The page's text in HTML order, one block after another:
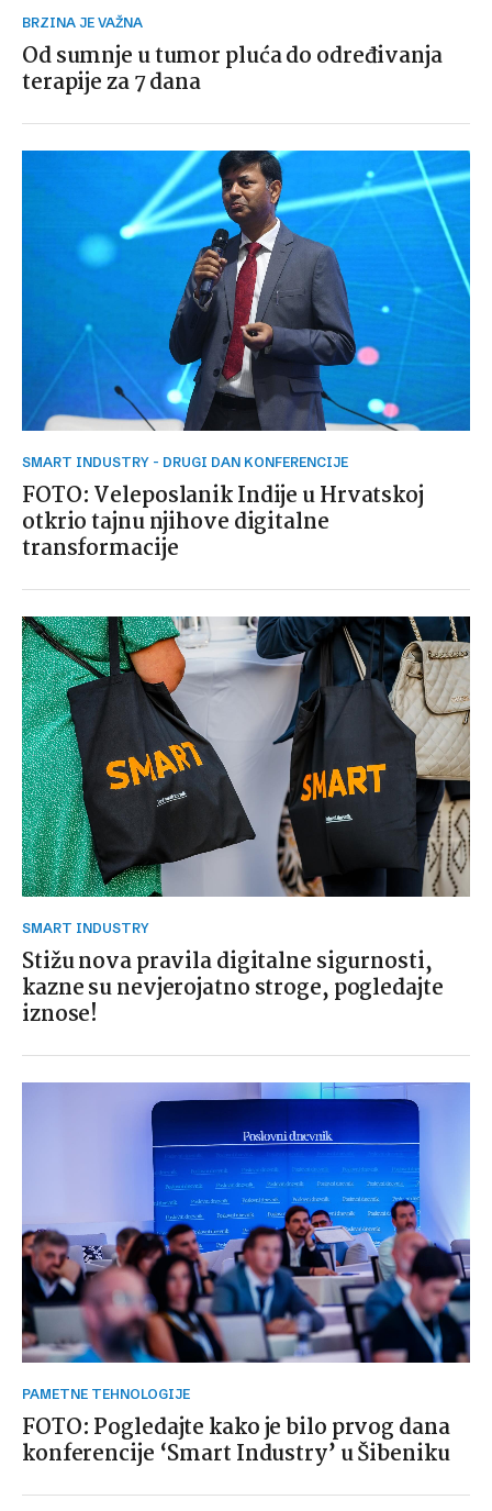
BRZINA JE VAŽNA
Od sumnje u tumor pluća do određivanja
terapije za 7 dana
SMART INDUSTRY - DRUGI DAN KONFERENCIJE
FOTO: Veleposlanik Indije u Hrvatskoj
otkrio tajnu njihove digitalne
transformacije
SMART INDUSTRY
Stižu nova pravila digitalne sigurnosti,
kazne su nevjerojatno stroge, pogledajte
iznose!
PAMETNE TEHNOLOGIJE
FOTO: Pogledajte kako je bilo prvog dana
konferencije ‘Smart Industry’ u Šibeniku